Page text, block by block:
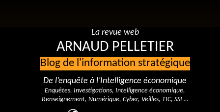
La revue web
ARNAUD PELLETIER
Blog de l'information stratégique
De l’enquête à l’Intelligence économique
Enquêtes, Investigations, Intelligence économique,
Renseignement, Numérique, Cyber, Veilles, TIC, SSI …